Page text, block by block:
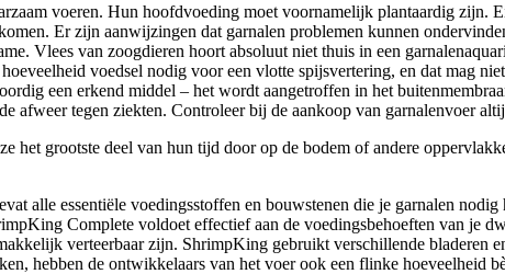
voeren. Hun hoofdvoeding moet voornamelijk plantaardig
Er zijn aanwijzingen dat garnalen problemen kunnen
Vlees van zoogdieren hoort absoluut niet thuis in een
voedsel nodig voor een vlotte spijsvertering, en dat mag
een erkend middel – het wordt aangetroffen in het
afweer tegen ziekten. Controleer bij de aankoop van garnalenvoer
het grootste deel van hun tijd door op de bodem of andere
alle essentiële voedingsstoffen en bouwstenen die je garnalen
Complete voldoet effectief aan de voedingsbehoeften van je
verteerbaar zijn. ShrimpKing gebruikt verschillende bladeren
hebben de ontwikkelaars van het voer ook een flinke hoeveelheid